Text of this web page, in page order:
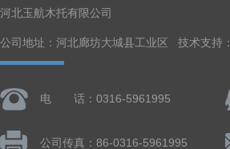
河北玉航木托有限公司
公司地址：河北廊坊大城县工业区 技术支持：
电 话：0316-5961995
公司传真：86-0316-5961995